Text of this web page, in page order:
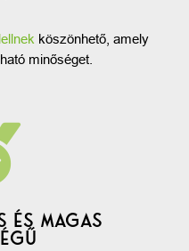
köszönhető, amely
minőséget.
ÉS MAGAS